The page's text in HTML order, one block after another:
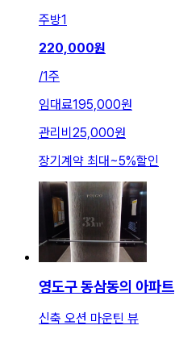
주방1
220,000원
/1주
임대료195,000원
관리비 25,000원
장기계약 최대~5%할인
영도구 동삼동의 아파트
신축 오션 마운틴 뷰